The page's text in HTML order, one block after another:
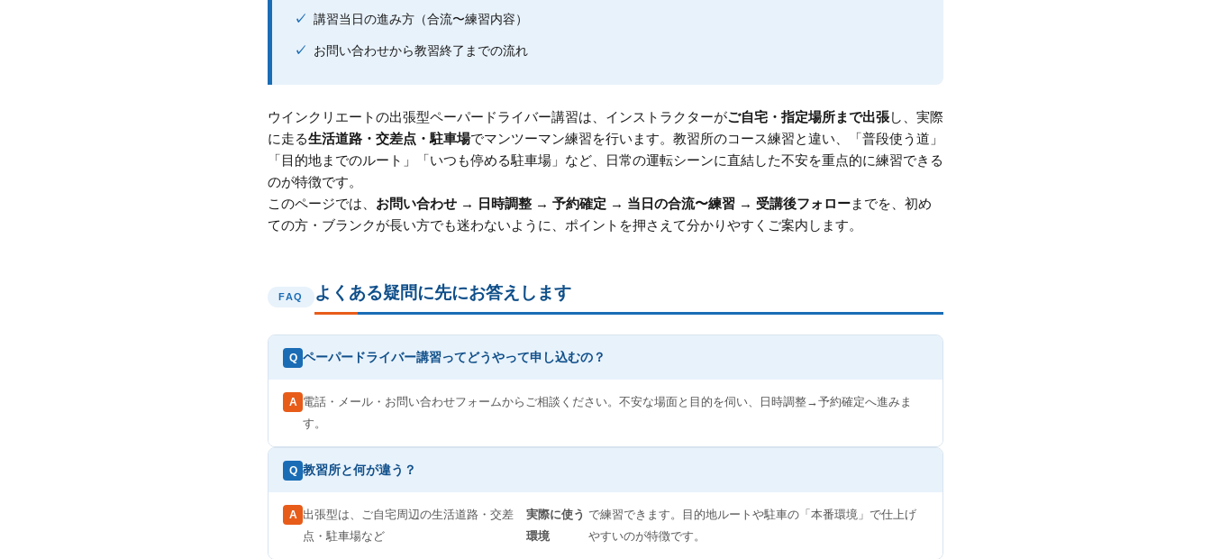
講習当日の進み方（合流〜練習内容）
お問い合わせから教習終了までの流れ
ウインクリエートの出張型ペーパードライバー講習は、インストラクターがご自宅・指定場所まで出張し、実際
に走る生活道路・交差点・駐車場でマンツーマン練習を行います。教習所のコース練習と違い、「普段使う道」
「目的地までのルート」「いつも停める駐車場」など、日常の運転シーンに直結した不安を重点的に練習できる
のが特徴です。
このページでは、 お問い合わせ → 日時調整 → 予約確定 → 当日の合流〜練習 → 受講後フォローまでを、初め
ての方・ブランクが長い方でも迷わないように、ポイントを押さえて分かりやすくご案内します。
FAQ よくある疑問に先にお答えします
Q ペーパードライバー講習ってどうやって申し込むの？
A 電話・メール・お問い合わせフォームからご相談ください。不安な場面と目的を伺い、日時調整→予約確定へ進みま
す。
Q 教習所と何が違う？
A 出張型は、ご自宅周辺の生活道路・交差
点・駐車場など
実際に使う
環境
で練習できます。目的地ルートや駐車の「本番環境」で仕上げ
やすいのが特徴です。